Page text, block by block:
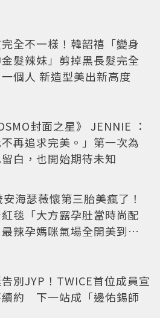
全不一樣！韓韶禧「變身
髮辣妹」剪掉黑長髮完全
個人 新造型美出新高度
封面之星》 JENNIE ：
不再追求完美。」第一次為
留白，也開始期待未知
海瑟薇懷第三胎美瘋了！
毯「大方露孕肚當時尚配
辣孕媽咪氣場全開美到發
別JYP！TWICE首位成員宣
續約 下一站成「邊佑錫師